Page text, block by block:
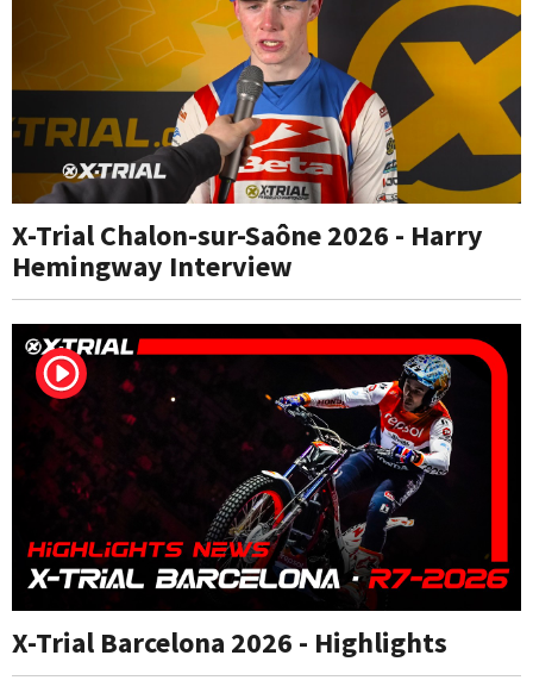
X-Trial Chalon-sur-Saône 2026 - Harry
Hemingway Interview
X-Trial Barcelona 2026 - Highlights